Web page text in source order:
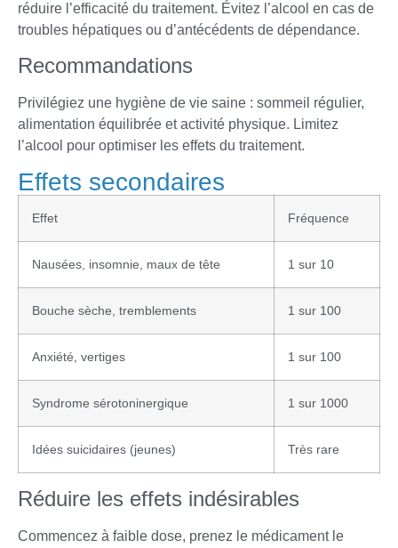
réduire l’efficacité du traitement. Évitez l’alcool en cas de
troubles hépatiques ou d’antécédents de dépendance.
Recommandations
Privilégiez une hygiène de vie saine : sommeil régulier,
alimentation équilibrée et activité physique. Limitez
l’alcool pour optimiser les effets du traitement.
Effets secondaires
Effet Fréquence
Nausées, insomnie, maux de tête 1 sur 10
Bouche sèche, tremblements 1 sur 100
Anxiété, vertiges 1 sur 100
Syndrome sérotoninergique 1 sur 1000
Idées suicidaires (jeunes) Très rare
Réduire les effets indésirables
Commencez à faible dose, prenez le médicament le